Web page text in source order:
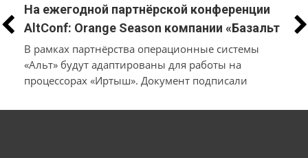
На ежегодной партнёрской конференции
AltConf: Orange Season компании «Базальт
СПО» и «Трамплин Электроникс» объявили
о заключении соглашения о
технологическом сотрудничестве
В рамках партнёрства операционные системы
«Альт» будут адаптированы для работы на
процессорах «Иртыш». Документ подписали
ПО на собственной платформе и разработчики